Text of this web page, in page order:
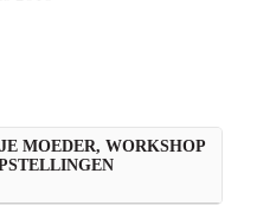
MOEDER, WORKSHOP